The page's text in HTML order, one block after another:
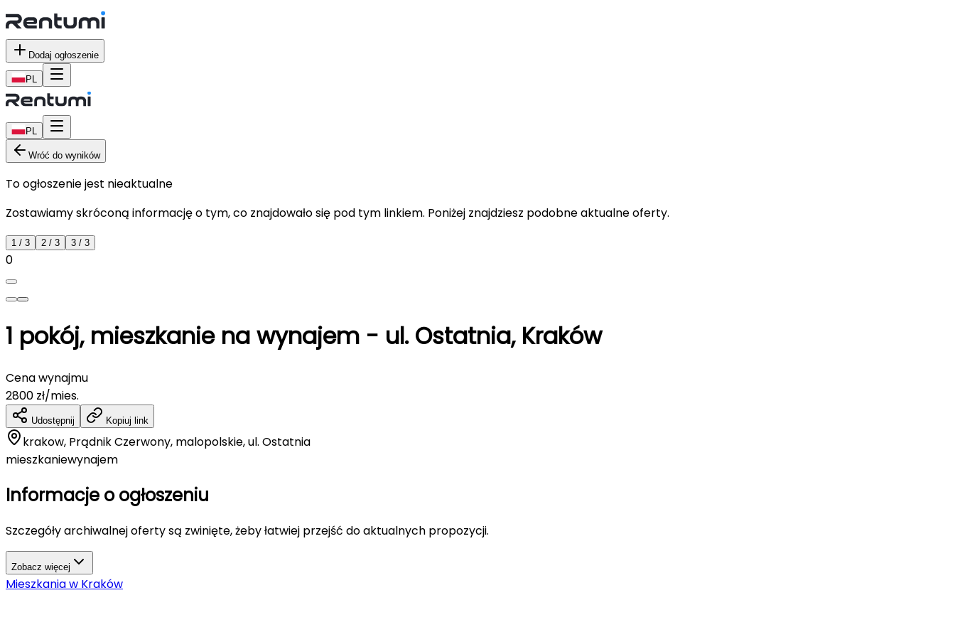
Dodaj ogłoszenie
PL
PL
Wróć do wyników
To ogłoszenie jest nieaktualne
Zostawiamy skróconą informację o tym, co znajdowało się pod tym linkiem. Poniżej znajdziesz podobne aktualne oferty.
1 / 3 2 / 3 3 / 3
0
1 pokój, mieszkanie na wynajem - ul. Ostatnia, Kraków
Cena wynajmu
2800 zł/mies.
Udostępnij Kopiuj link
krakow, Prądnik Czerwony, malopolskie, ul. Ostatnia
mieszkaniewynajem
Informacje o ogłoszeniu
Szczegóły archiwalnej oferty są zwinięte, żeby łatwiej przejść do aktualnych propozycji.
Zobacz więcej
Mieszkaniaw Kraków